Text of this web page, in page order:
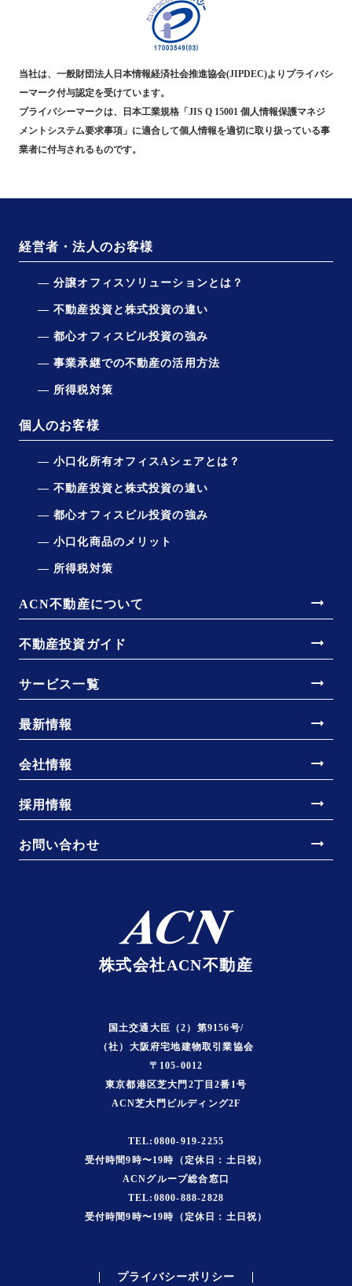
当社は、一般財団法人日本情報経済社会推進協会(JIPDEC)よりプライバシ
ーマーク付与認定を受けています。
プライバシーマークは、日本工業規格「JIS Q 15001 個人情報保護マネジ
メントシステム要求事項」に適合して個人情報を適切に取り扱っている事
業者に付与されるものです。
経営者・法人のお客様
分譲オフィスソリューションとは？
不動産投資と株式投資の違い
都心オフィスビル投資の強み
事業承継での不動産の活用方法
所得税対策
個人のお客様
小口化所有オフィスAシェアとは？
不動産投資と株式投資の違い
都心オフィスビル投資の強み
小口化商品のメリット
所得税対策
ACN不動産について arrow_right_alt
不動産投資ガイド arrow_right_alt
サービス一覧 arrow_right_alt
最新情報 arrow_right_alt
会社情報 arrow_right_alt
採用情報 arrow_right_alt
お問い合わせ arrow_right_alt
株式会社ACN不動産
国土交通大臣（2）第9156号/
（社）大阪府宅地建物取引業協会
〒105-0012
東京都港区芝大門2丁目2番1号
ACN芝大門ビルディング2F
TEL:0800-919-2255
受付時間9時〜19時（定休日：土日祝）
ACNグループ総合窓口
TEL:0800-888-2828
受付時間9時〜19時（定休日：土日祝）
プライバシーポリシー